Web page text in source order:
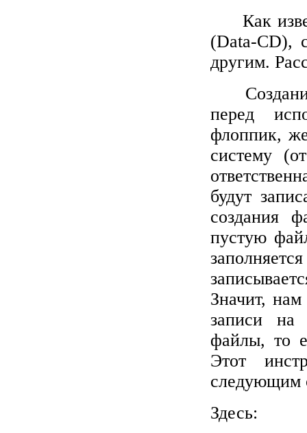
Как
(Data-CD),
другим.
перед
флоппик,
систему
будут
создания
пустую
Значит,
записи
файлы, то
Этот
следующим
Здесь: